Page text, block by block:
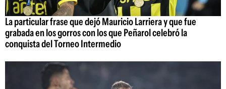
La particular frase que dejó Mauricio Larriera y que fue
grabada en los gorros con los que Peñarol celebró la
conquista del Torneo Intermedio